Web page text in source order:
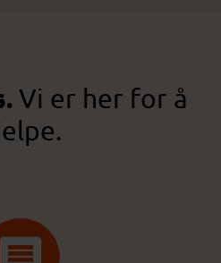
Vi er her for å